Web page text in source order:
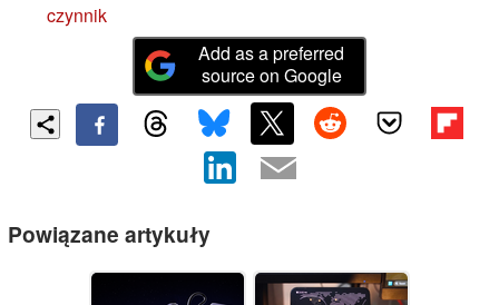
czynnik
Add as a preferred
source on Google
Powiązane artykuły